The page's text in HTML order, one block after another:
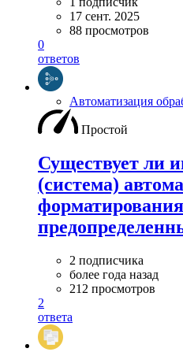
17 сент. 2025
88 просмотров
0
ответов
Автоматизация
Простой
Существует ли
(система)
2 подписчика
более года назад
212 просмотров
2
ответа